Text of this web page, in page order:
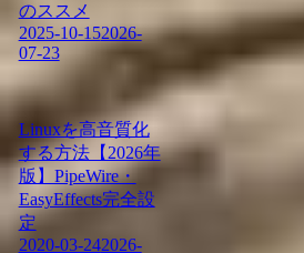
のススメ
2025-10-152026-
07-23
Linuxを高音質化
する方法【2026年
版】PipeWire・
EasyEffects完全設
定
2020-03-242026-